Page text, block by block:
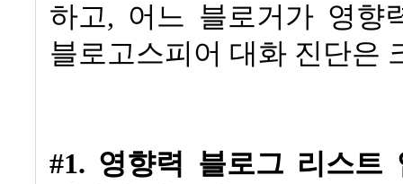
하고, 어느 블로거가 영향
블로고스피어 대화 진단은
#1. 영향력 블로그 리스트